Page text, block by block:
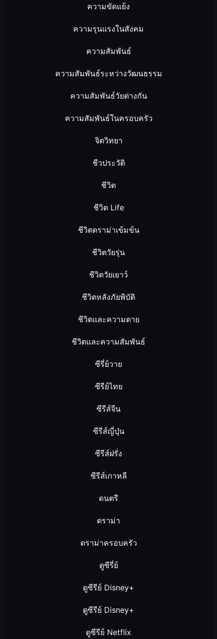
ความขัดแย้ง
ความรุนแรงในสังคม
ความสัมพันธ์
ความสัมพันธ์ระหว่างวัฒนธรรม
ความสัมพันธ์วัยต่างกัน
ความสัมพันธ์ในครอบครัว
จิตวิทยา
ชีวประวัติ
ชีวิต
ชีวิต Life
ชีวิตดราม่าเข้มข้น
ชีวิตวัยรุ่น
ชีวิตวัยเยาว์
ชีวิตหลังภัยพิบัติ
ชีวิตและความตาย
ชีวิตและความสัมพันธ์
ซีรี่ย์วาย
ซีรีย์ไทย
ซีรีส์จีน
ซีรีส์ญี่ปุ่น
ซีรีส์ฝรั่ง
ซีรีส์เกาหลี
ดนตรี
ดราม่า
ดราม่าครอบครัว
ดูซีรี่ย์
ดูซีรีย์ Disney+
ดูซีรีย์ Disney+
ดูซีรีย์ Netflix